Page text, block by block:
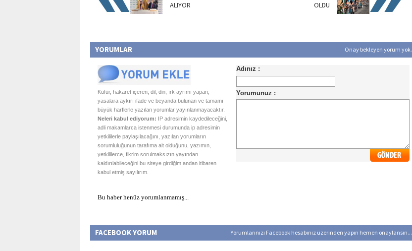
ALIYOR
OLDU
YORUMLAR Onay bekleyen yorum yok.
Küfür, hakaret içeren; dil, din, ırk ayrımı yapan;
yasalara aykırı ifade ve beyanda bulunan ve tamamı
büyük harflerle yazılan yorumlar yayınlanmayacaktır.
Neleri kabul ediyorum: IP adresimin kaydedileceğini,
adli makamlarca istenmesi durumunda ip adresimin
yetkililerle paylaşılacağını, yazılan yorumların
sorumluluğunun tarafıma ait olduğunu, yazımın,
yetkililerce, fikrim sorulmaksızın yayından
kaldırılabileceğini bu siteye girdiğim andan itibaren
kabul etmiş sayılırım.
Bu haber henüz yorumlanmamış...
FACEBOOK YORUM Yorumlarınızı Facebook hesabınız üzerinden yapın hemen onaylansın...